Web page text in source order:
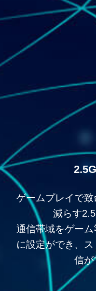
ゲームプレイで
減らす
通信帯域をゲー
に設定ができ、
信が